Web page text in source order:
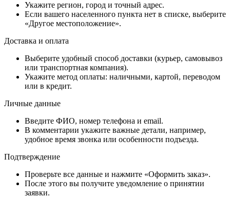
Укажите регион, город и точный адрес.
Если вашего населенного пункта нет в списке, выберите
«Другое местоположение».
Доставка и оплата
Выберите удобный способ доставки (курьер, самовывоз
или транспортная компания).
Укажите метод оплаты: наличными, картой, переводом
или в кредит.
Личные данные
Введите ФИО, номер телефона и email.
В комментарии укажите важные детали, например,
удобное время звонка или особенности подъезда.
Подтверждение
Проверьте все данные и нажмите «Оформить заказ».
После этого вы получите уведомление о принятии
заявки.